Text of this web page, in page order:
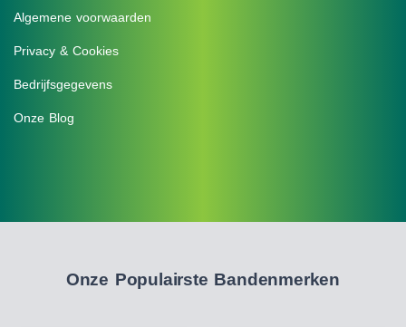
Algemene voorwaarden
Privacy & Cookies
Bedrijfsgegevens
Onze Blog
Onze Populairste Bandenmerken